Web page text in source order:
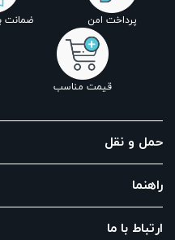
پرداخت امن ضمانت
قیمت مناسب
حمل و نقل
راهنما
ارتباط با ما